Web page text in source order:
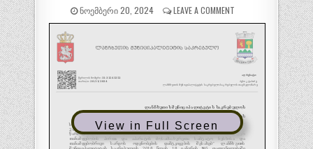
ᲜᲝᲔᲛᲑᲔᲠᲘ 20, 2024 LEAVE A COMMENT
View in Full Screen